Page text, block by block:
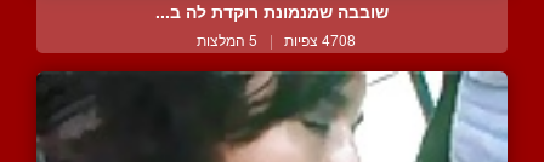
שובבה שמנמונת רוקדת לה ב...
4708 צפיות | 5 המלצות